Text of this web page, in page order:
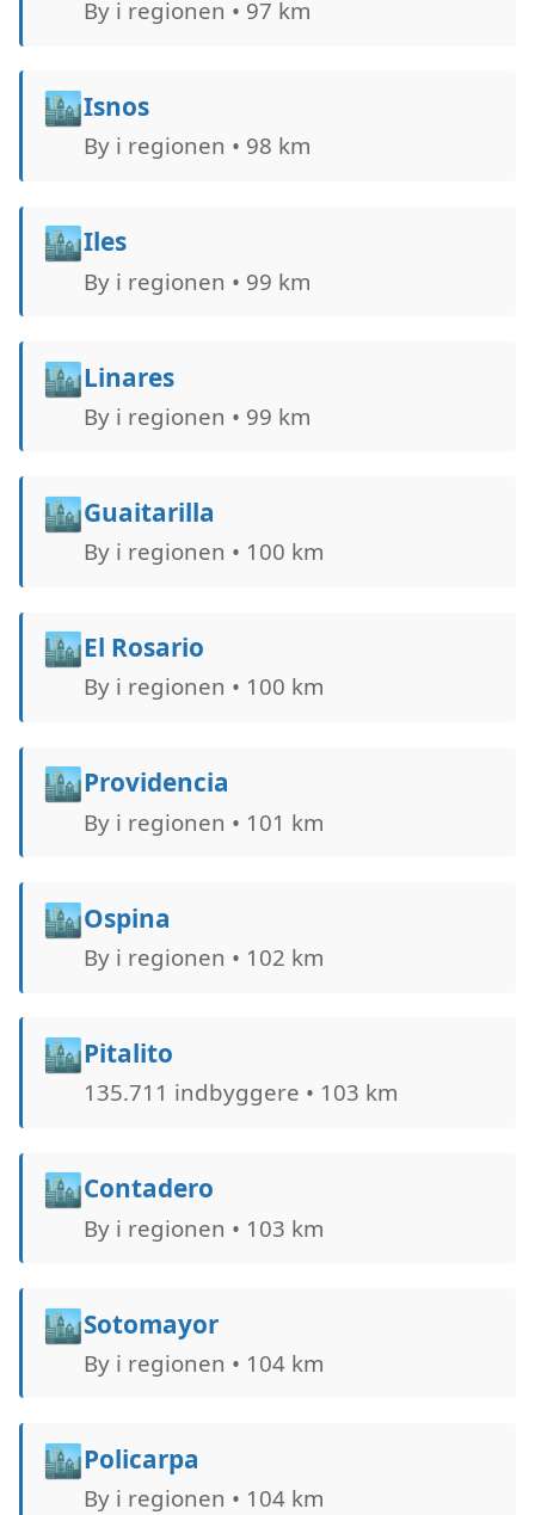
By i regionen • 97 km
🏙️Isnos
By i regionen • 98 km
🏙️Iles
By i regionen • 99 km
🏙️Linares
By i regionen • 99 km
🏙️Guaitarilla
By i regionen • 100 km
🏙️El Rosario
By i regionen • 100 km
🏙️Providencia
By i regionen • 101 km
🏙️Ospina
By i regionen • 102 km
🏙️Pitalito
135.711 indbyggere • 103 km
🏙️Contadero
By i regionen • 103 km
🏙️Sotomayor
By i regionen • 104 km
🏙️Policarpa
By i regionen • 104 km